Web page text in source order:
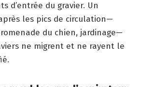
d’entrée du gravier. Un
les pics de circulation—
du chien, jardinage—
ne migrent et ne rayent le